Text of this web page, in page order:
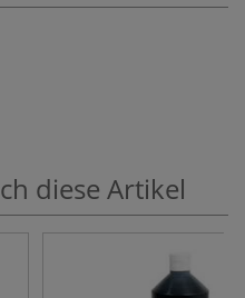
diese Artikel